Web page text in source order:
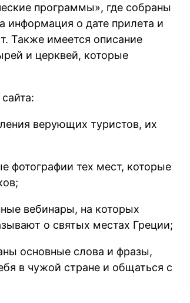
программы», где собраны
информация о дате прилета и
Также имеется описание
и церквей, которые
верующих туристов, их
фотографии тех мест, которые
вебинары, на которых
о святых местах Греции;
основные слова и фразы,
в чужой стране и общаться с